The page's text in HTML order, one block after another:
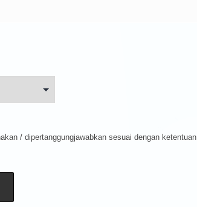
/ dipertanggungjawabkan sesuai dengan ketentuan